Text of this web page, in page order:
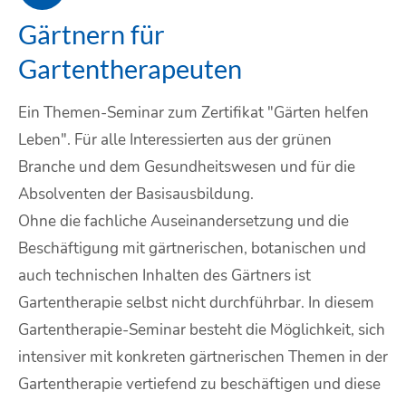
Gärtnern für
Gartentherapeuten
Ein Themen-Seminar zum Zertifikat "Gärten helfen
Leben". Für alle Interessierten aus der grünen
Branche und dem Gesundheitswesen und für die
Absolventen der Basisausbildung.
Ohne die fachliche Auseinandersetzung und die
Beschäftigung mit gärtnerischen, botanischen und
auch technischen Inhalten des Gärtners ist
Gartentherapie selbst nicht durchführbar. In diesem
Gartentherapie-Seminar besteht die Möglichkeit, sich
intensiver mit konkreten gärtnerischen Themen in der
Gartentherapie vertiefend zu beschäftigen und diese